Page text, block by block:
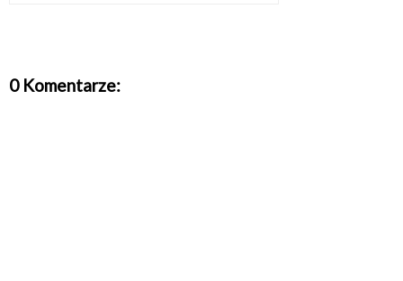
0 Komentarze: